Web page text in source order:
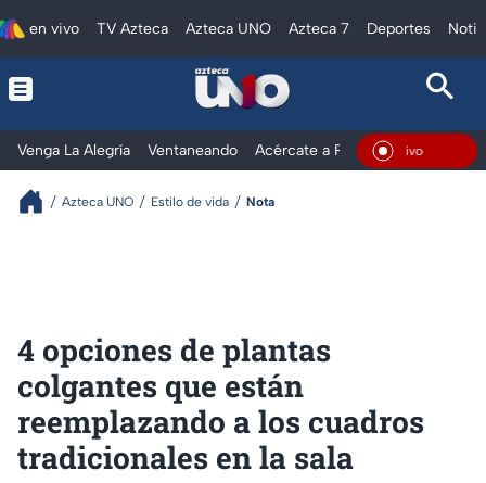
en vivo TV Azteca Azteca UNO Azteca 7 Deportes
Venga La Alegría Ventaneando Acércate a Rocío Al Extremo
En Vivo
Azteca UNO Estilo de vida Nota
4 opciones de plantas
colgantes que están
reemplazando a los cuadros
tradicionales en la sala